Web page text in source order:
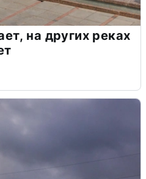
на других реках